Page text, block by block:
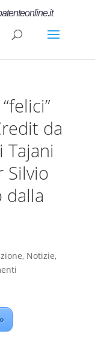
da
Tajani
Silvio
dalla
, Notizie,